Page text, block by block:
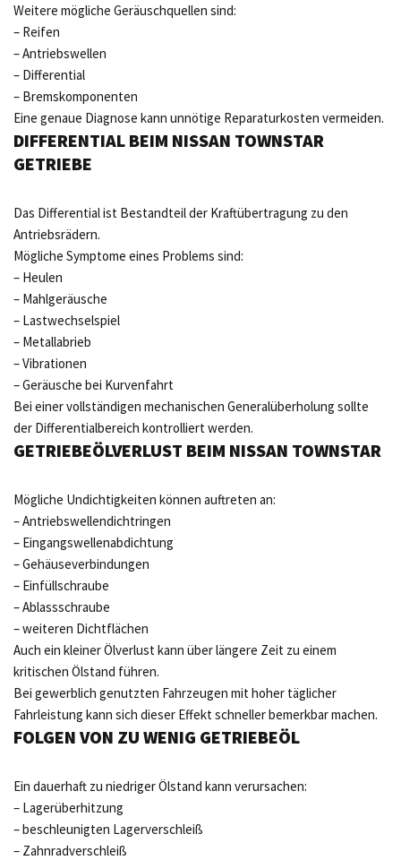
Weitere mögliche Geräuschquellen sind:
– Reifen
– Antriebswellen
– Differential
– Bremskomponenten
Eine genaue Diagnose kann unnötige Reparaturkosten vermeiden.
DIFFERENTIAL BEIM NISSAN TOWNSTAR
GETRIEBE
Das Differential ist Bestandteil der Kraftübertragung zu den
Antriebsrädern.
Mögliche Symptome eines Problems sind:
– Heulen
– Mahlgeräusche
– Lastwechselspiel
– Metallabrieb
– Vibrationen
– Geräusche bei Kurvenfahrt
Bei einer vollständigen mechanischen Generalüberholung sollte
der Differentialbereich kontrolliert werden.
GETRIEBEÖLVERLUST BEIM NISSAN TOWNSTAR
Mögliche Undichtigkeiten können auftreten an:
– Antriebswellendichtringen
– Eingangswellenabdichtung
– Gehäuseverbindungen
– Einfüllschraube
– Ablassschraube
– weiteren Dichtflächen
Auch ein kleiner Ölverlust kann über längere Zeit zu einem
kritischen Ölstand führen.
Bei gewerblich genutzten Fahrzeugen mit hoher täglicher
Fahrleistung kann sich dieser Effekt schneller bemerkbar machen.
FOLGEN VON ZU WENIG GETRIEBEÖL
Ein dauerhaft zu niedriger Ölstand kann verursachen:
– Lagerüberhitzung
– beschleunigten Lagerverschleiß
– Zahnradverschleiß